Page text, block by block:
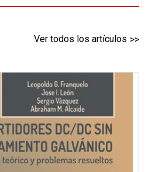
Ver todos los artículos